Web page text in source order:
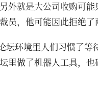
外就是大公司收购可
员，他可能因此拒绝了
坛环境里人们习惯了等
里做了机器人工具，